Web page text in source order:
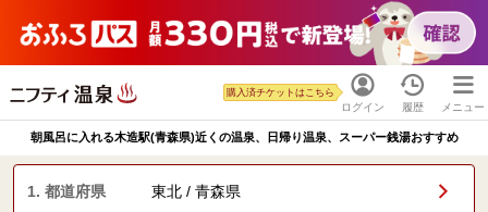
ログイン
購入済チケットはこちら
履歴 メニュー
朝風呂に入れる木造駅(青森県)近くの温泉、日帰り温泉、スーパー銭湯おすすめ
1. 都道府県 東北 / 青森県